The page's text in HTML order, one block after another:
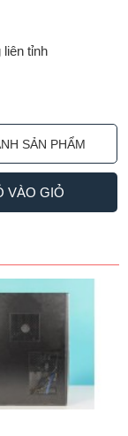
tỉnh
SẢN PHẨM
VÀO GIỎ